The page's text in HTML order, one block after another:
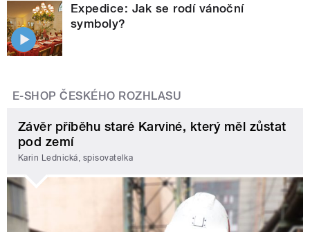
Expedice: Jak se rodí vánoční
symboly?
E-SHOP ČESKÉHO ROZHLASU
Závěr příběhu staré Karviné, který měl zůstat
pod zemí
Karin Lednická, spisovatelka